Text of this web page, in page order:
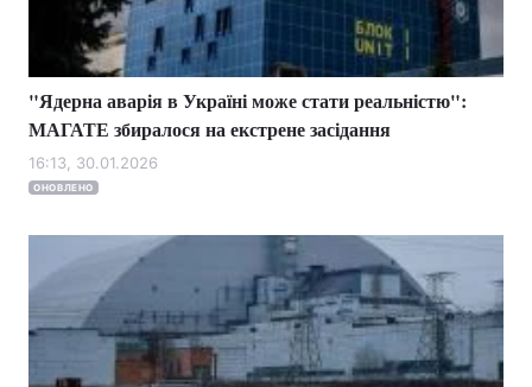
"Ядерна аварія в Україні може стати реальністю":
МАГАТЕ збиралося на екстрене засідання
16:13, 30.01.2026
ОНОВЛЕНО